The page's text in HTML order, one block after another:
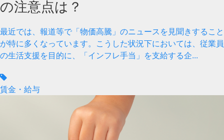
の注意点は？
最近では、報道等で「物価高騰」のニュースを見聞きすること
が特に多くなっています。こうした状況下においては、従業員
の生活支援を目的に、「インフレ手当」を支給する企...
賃金・給与